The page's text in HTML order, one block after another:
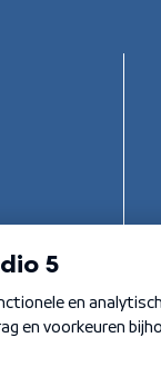
Privacybeleid